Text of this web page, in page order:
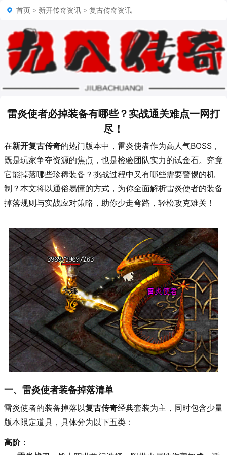
首页 > 新开传奇资讯 > 复古传奇资讯
雷炎使者必掉装备有哪些？实战通关难点一网打
尽！
在新开复古传奇的热门版本中，雷炎使者作为高人气BOSS，
既是玩家争夺资源的焦点，也是检验团队实力的试金石。究竟
它能掉落哪些珍稀装备？挑战过程中又有哪些需要警惕的机
制？本文将以通俗易懂的方式，为你全面解析雷炎使者的装备
掉落规则与实战应对策略，助你少走弯路，轻松攻克难关！
一、雷炎使者装备掉落清单
雷炎使者的装备掉落以复古传奇经典套装为主，同时包含少量
版本限定道具，具体分为以下五类：
高阶：